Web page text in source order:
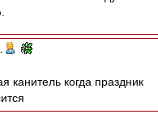
-
канитель когда праздник